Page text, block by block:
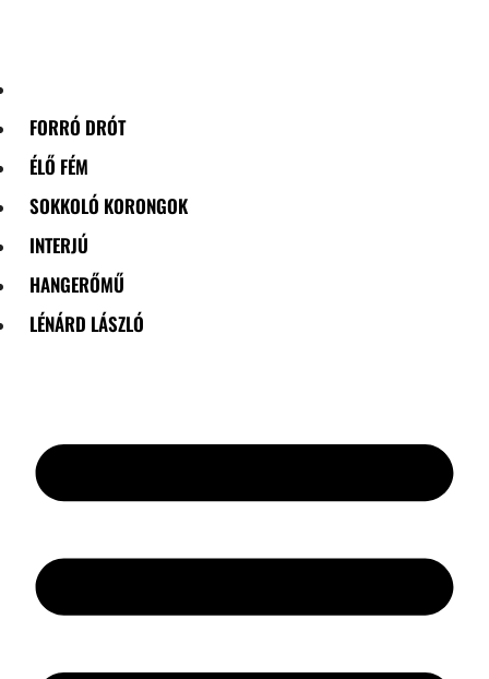
FORRÓ DRÓT
ÉLŐ FÉM
SOKKOLÓ KORONGOK
INTERJÚ
HANGERŐMŰ
LÉNÁRD LÁSZLÓ